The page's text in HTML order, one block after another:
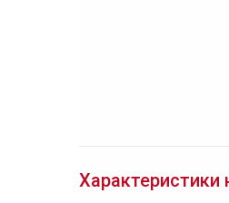
Характеристики